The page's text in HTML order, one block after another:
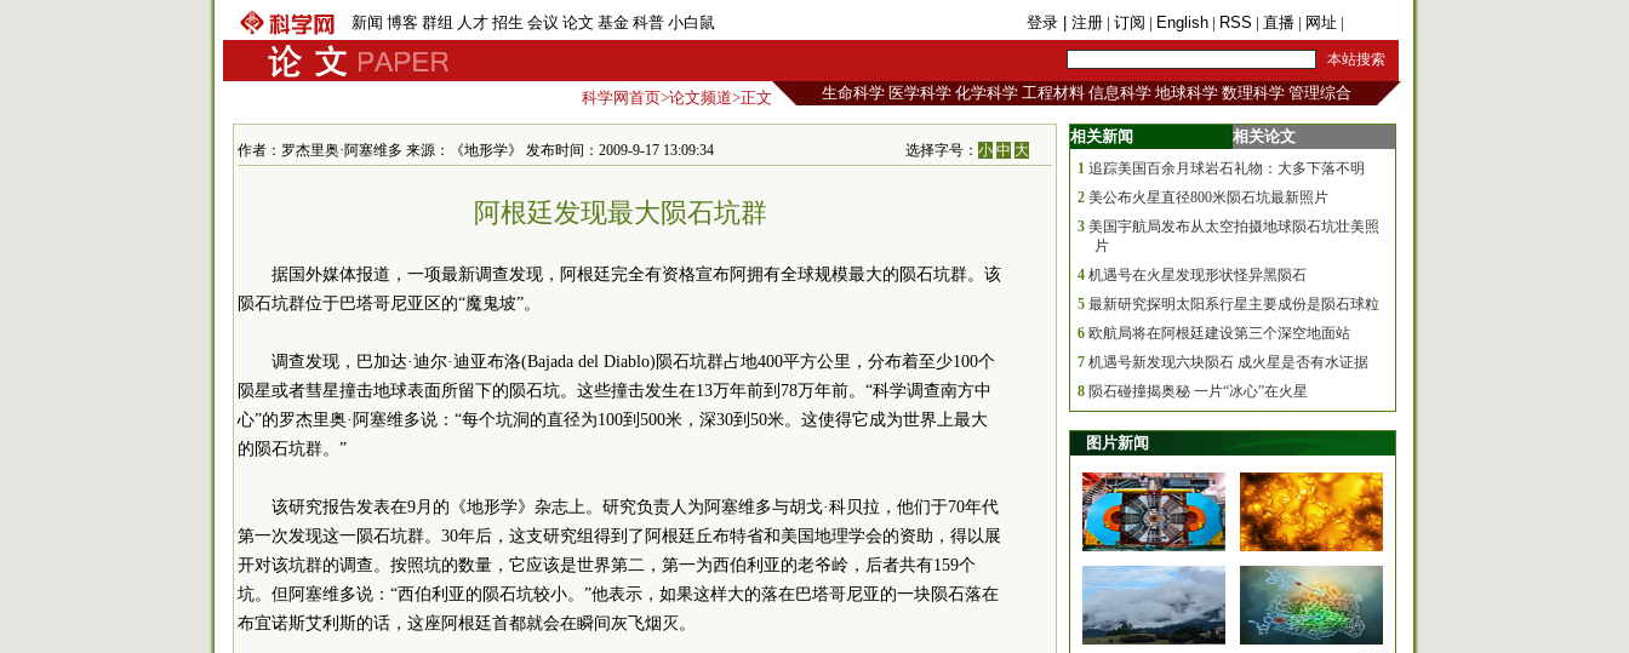
新闻 博客 群组 人才 招生 会议 论文 基金 科普 小白鼠 登录 | 注册 | 订阅 | English | RSS | 直播 | 网址 |
科学网首页>论文频道>正文 生命科学 医学科学 化学科学 工程材料 信息科学 地球科学 数理科学 管理综合
作者：罗杰里奥·阿塞维多 来源：《地形学》 发布时间：2009-9-17 13:09:34 选择字号：小 中 大
阿根廷发现最大陨石坑群
据国外媒体报道，一项最新调查发现，阿根廷完全有资格宣布阿拥有全球规模最大的陨石坑群。该
陨石坑群位于巴塔哥尼亚区的“魔鬼坡”。
调查发现，巴加达·迪尔·迪亚布洛(Bajada del Diablo)陨石坑群占地400平方公里，分布着至少100个
陨星或者彗星撞击地球表面所留下的陨石坑。这些撞击发生在13万年前到78万年前。“科学调查南方中
心”的罗杰里奥·阿塞维多说：“每个坑洞的直径为100到500米，深30到50米。这使得它成为世界上最大
的陨石坑群。”
该研究报告发表在9月的《地形学》杂志上。研究负责人为阿塞维多与胡戈·科贝拉，他们于70年代
第一次发现这一陨石坑群。30年后，这支研究组得到了阿根廷丘布特省和美国地理学会的资助，得以展
开对该坑群的调查。按照坑的数量，它应该是世界第二，第一为西伯利亚的老爷岭，后者共有159个
坑。但阿塞维多说：“西伯利亚的陨石坑较小。”他表示，如果这样大的落在巴塔哥尼亚的一块陨石落在
布宜诺斯艾利斯的话，这座阿根廷首都就会在瞬间灰飞烟灭。
相关新闻 相关论文
1 追踪美国百余月球岩石礼物：大多下落不明
2 美公布火星直径800米陨石坑最新照片
3 美国宇航局发布从太空拍摄地球陨石坑壮美照
片
4 机遇号在火星发现形状怪异黑陨石
5 最新研究探明太阳系行星主要成份是陨石球粒
6 欧航局将在阿根廷建设第三个深空地面站
7 机遇号新发现六块陨石 成火星是否有水证据
8 陨石碰撞揭奥秘 一片“冰心”在火星
图片新闻